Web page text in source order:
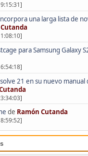
una larga lista de
para Samsung Galaxy
21 en su nuevo manual
de Ramón Cutanda